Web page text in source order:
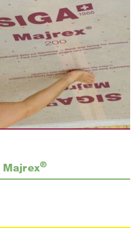
Majrex®